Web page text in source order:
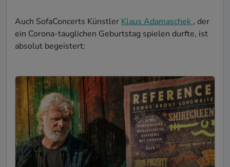
Auch SofaConcerts Künstler Klaus Adamaschek , der
ein Corona-tauglichen Geburtstag spielen durfte, ist
absolut begeistert: